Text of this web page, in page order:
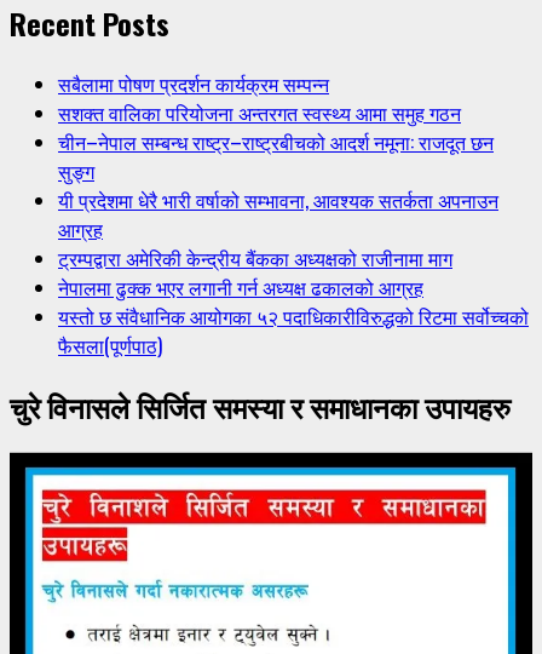
Recent Posts
सबैलामा पोषण प्रदर्शन कार्यक्रम सम्पन्न
सशक्त वालिका परियोजना अन्तरगत स्वस्थ्य आमा समुह गठन
चीन–नेपाल सम्बन्ध राष्ट्र–राष्ट्रबीचको आदर्श नमूना: राजदूत छन
सुङ्ग
यी प्रदेशमा धेरै भारी वर्षाको सम्भावना, आवश्यक सतर्कता अपनाउन
आग्रह
ट्रम्पद्वारा अमेरिकी केन्द्रीय बैंकका अध्यक्षको राजीनामा माग
नेपालमा ढुक्क भएर लगानी गर्न अध्यक्ष ढकालको आग्रह
यस्तो छ संवैधानिक आयोगका ५२ पदाधिकारीविरुद्धको रिटमा सर्वोच्चको
फैसला(पूर्णपाठ)
चुरे विनासले सिर्जित समस्या र समाधानका उपायहरु